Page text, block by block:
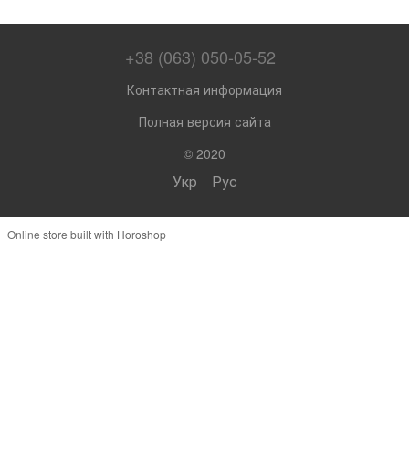
+38 (063) 050-05-52
Контактная информация
Полная версия сайта
© 2020
Укр Рус
Online store built with Horoshop